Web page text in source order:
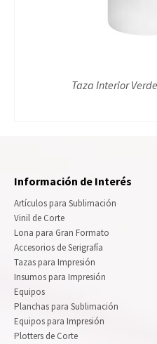
Taza Interior
Información de Interés
Artículos para Sublimación
Vinil de Corte
Lona para Gran Formato
Accesorios de Serigrafía
Tazas para Impresión
Insumos para Impresión
Equipos
Planchas para Sublimación
Equipos para Impresión
Plotters de Corte